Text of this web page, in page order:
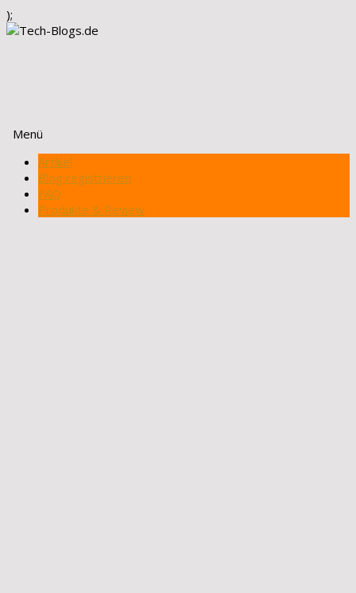
);
Menü
Zum
Inhalt
springen
Artikel
Blog registrieren
FAQ
Produkte & Review